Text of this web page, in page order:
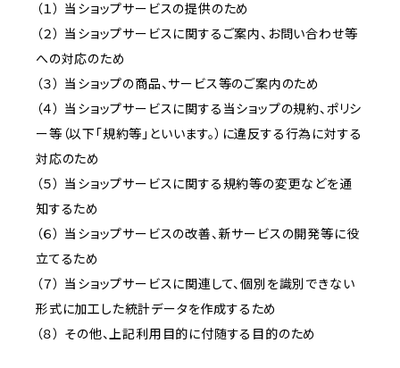
（１） 当ショップサービスの提供のため
（２） 当ショップサービスに関するご案内、お問い合わせ等
への対応のため
（３） 当ショップの商品、サービス等のご案内のため
（４） 当ショップサービスに関する当ショップの規約、ポリシ
ー等（以下「規約等」といいます。）に違反する行為に対する
対応のため
（５） 当ショップサービスに関する規約等の変更などを通
知するため
（６） 当ショップサービスの改善、新サービスの開発等に役
立てるため
（７） 当ショップサービスに関連して、個別を識別できない
形式に加工した統計データを作成するため
（８） その他、上記利用目的に付随する目的のため